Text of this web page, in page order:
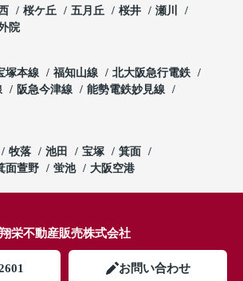
桜ケ丘 五月丘 桜井
瀬川
院
塚本線 福知山線
北大阪急行電鉄
阪急今津線
能勢電鉄妙見線
牧落 池田 宝塚
箕面
面萱野 蛍池 大阪空港
翔栄不動産販売株式会社
お問い合わせ